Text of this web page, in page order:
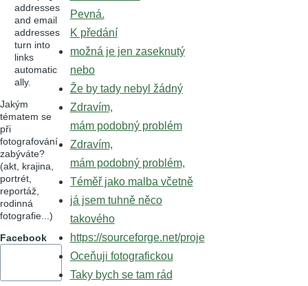
addresses
and email
addresses
turn into
links
automatic
ally.
Jakým
tématem se
při
fotografování
zabýváte?
(akt, krajina,
portrét,
reportáž,
rodinná
fotografie...)
Facebook
Pevná.
K předání
možná je jen zaseknutý
nebo
Že by tady nebyl žádný
Zdravím,
mám podobný problém
Zdravím,
mám podobný problém,
Téměř jako malba včetně
já jsem tuhně něco
takového
https://sourceforge.net/proje
Oceňuji fotografickou
Taky bych se tam rád